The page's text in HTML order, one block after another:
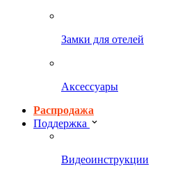
Замки для отелей
Аксессуары
Распродажа
Поддержка
Видеоинструкции